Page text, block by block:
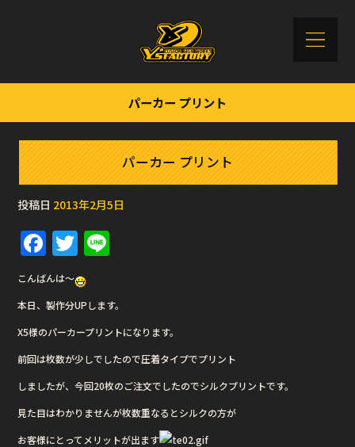
パーカー プリント
パーカー プリント
投稿日 2013年2月5日
F
a
c
e
b
o
o
k
T
w
it
te
r
e
こんばんは〜
本日、製作分UPします。
X5様のパーカープリントになります。
前回は枚数が少しでしたので圧着タイプでプリント
しましたが、今回20枚のご注文でしたのでシルクプリントです。
見た目はわかりませんが枚数重なるとシルクの方が
お客様にとってメリットが出ます